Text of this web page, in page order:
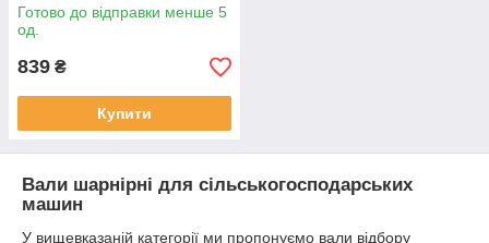
Готово до відправки менше 5
од.
839 ₴
Купити
Вали шарнірні для сільськогосподарських
машин
У вищевказаній категорії ми пропонуємо вали відбору